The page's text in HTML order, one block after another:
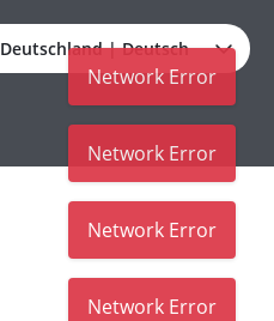
Deutschland|Deutsch
Network Error
Network Error
Network Error
Network Error